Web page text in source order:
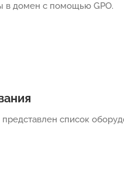
в домен с помощью GPO.
список